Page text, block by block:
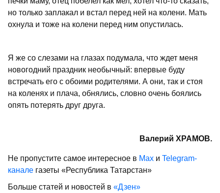
но только заплакал и встал перед ней на колени. Мать
охнула и тоже на колени перед ним опустилась.
Я же со слезами на глазах подумала, что ждет меня
новогодний праздник необычный: впервые буду
встречать его с обоими родителями. А они, так и стоя
на коленях и плача, обнялись, словно очень боялись
опять потерять друг друга.
Валерий ХРАМОВ.
Не пропустите самое интересное в Max и Telegram-
канале газеты «Республика Татарстан»
Больше статей и новостей в «Дзен»